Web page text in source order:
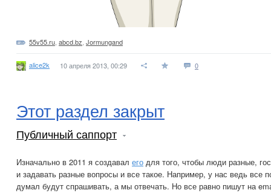
55v55.ru, abcd.bz, Jormungand
alice2k 10 апреля 2013, 00:29 0
Этот раздел закрыт
Публичный саппорт
Изначально в 2011 я создавал его для того, чтобы люди разные,
и задавать разные вопросы и все такое. Например, у нас ведь все
думал будут спрашивать, а мы отвечать. Но все равно пишут на